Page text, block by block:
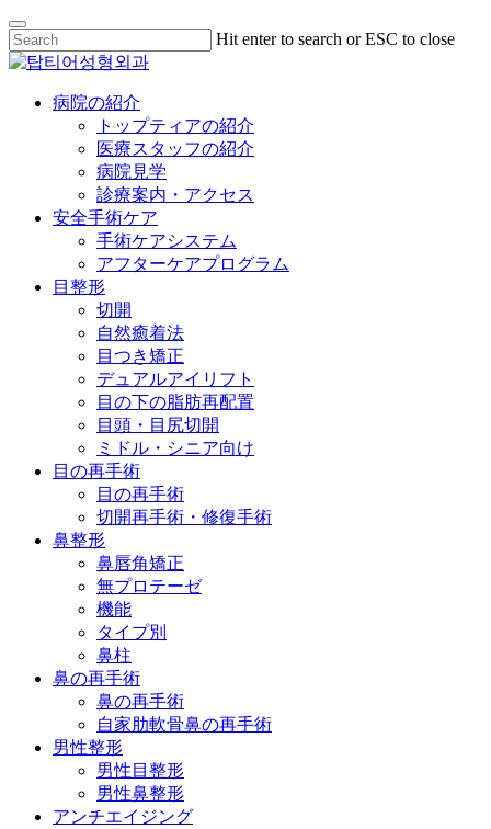
Skip
to
main
content
Hit enter to search or ESC to close
Close
Menu
病院の紹介
トップティアの紹介
医療スタッフの紹介
病院見学
診療案内・アクセス
安全手術ケア
手術ケアシステム
アフターケアプログラム
目整形
切開
自然癒着法
目つき矯正
デュアルアイリフト
目の下の脂肪再配置
目頭・目尻切開
ミドル・シニア向け
目の再手術
目の再手術
切開再手術・修復手術
鼻整形
鼻唇角矯正
無プロテーゼ
機能
タイプ別
鼻柱
鼻の再手術
鼻の再手術
自家肋軟骨鼻の再手術
男性整形
男性目整形
男性鼻整形
アンチエイジング